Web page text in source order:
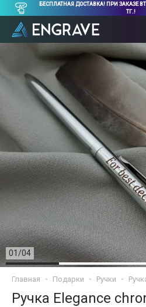
БЕСПЛАТНАЯ ДОСТАВКА! ПРИ ЗАКАЗЕ
ТГ.!
01 /04
Главная Подарки Ручки
Ручка Elegance